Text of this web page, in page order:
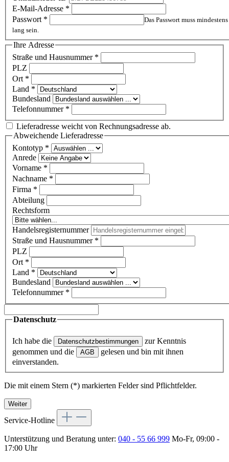
E-Mail-Adresse *
Passwort *
Das Passwort muss
lang sein.
Ihre Adresse
Straße und Hausnummer *
PLZ
Ort *
Land *
Bundesland
Telefonnummer *
Lieferadresse weicht von Rechnungsadresse ab.
Abweichende Lieferadresse
Kontotyp *
Anrede
Vorname *
Nachname *
Firma *
Abteilung
Rechtsform
Handelsregisternummer
Straße und Hausnummer *
PLZ
Ort *
Land *
Bundesland
Telefonnummer *
Datenschutz
Ich habe die Datenschutzbestimmungen
zur Kenntnis
genommen und die
AGB
gelesen und bin mit ihnen
einverstanden.
Die mit einem Stern (*) markierten Felder sind Pflichtfelder.
Weiter
Service-Hotline
Unterstützung und Beratung unter: 040 - 55 66 999 Mo-Fr, 09:00 -
17:00 Uhr